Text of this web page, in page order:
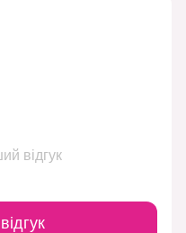
відгук